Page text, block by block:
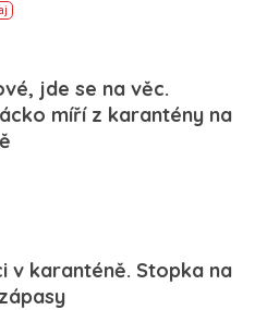
jde se na věc.
míří z karantény na
v karanténě. Stopka na